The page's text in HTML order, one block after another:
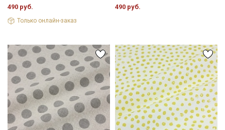
490 руб.
Только онлайн-заказ
490 руб.
Секретная рассылка от Купава